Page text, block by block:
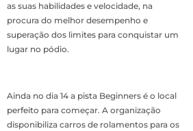
as suas habilidades e velocidade, na
procura do melhor desempenho e
superação dos limites para conquistar um
lugar no pódio.
Ainda no dia 14 a pista Beginners é o local
perfeito para começar. A organização
disponibiliza carros de rolamentos para os